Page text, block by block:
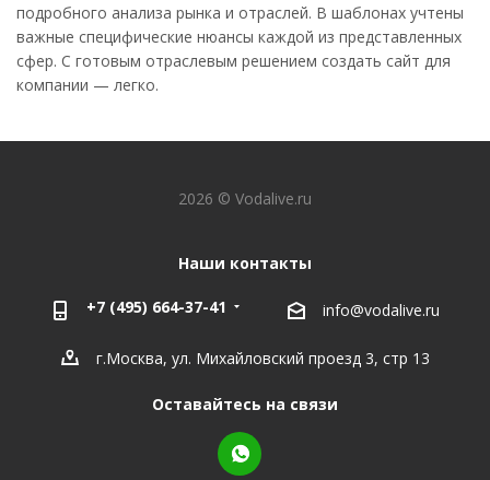
подробного анализа рынка и отраслей. В шаблонах учтены
важные специфические нюансы каждой из представленных
сфер. С готовым отраслевым решением создать сайт для
компании — легко.
2026 © Vodalive.ru
Наши контакты
+7 (495) 664-37-41 info@vodalive.ru
г.Москва, ул. Михайловский проезд 3, стр 13
Оставайтесь на связи